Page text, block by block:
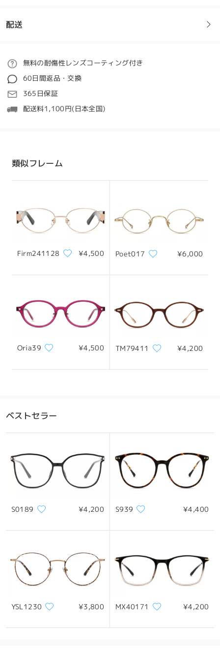
Le lenti vanno benissimo, la montatura mi piace
molto. Consiglio davvero l’acquisto.
レビューを書く
フレームについてご質問がある場合は、以下からお問い合わせく
質問する
配送
ご注文
処理時間
5-7営業日
詳細
配送時間
無料の耐傷性レンズコーティング付き
60日間返品・交換
365日保証
配送料1,100円(日本全国)
類似フレーム
Firm241128 ¥4,500 Poet017 ¥6,000
Oria39 ¥4,500 TM79411 ¥4,200
ベストセラー
S0189 ¥4,200 S939 ¥4,400
YSL1230 ¥3,800 MX40171 ¥4,200